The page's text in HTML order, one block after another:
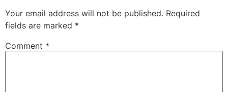
Your email address will not be published. Required
fields are marked *
Comment *